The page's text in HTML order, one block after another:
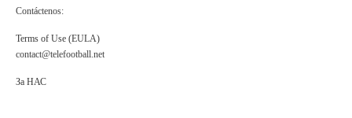
Contáctenos:
Terms of Use (EULA)
contact@telefootball.net
За НАС